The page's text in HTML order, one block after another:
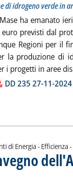
di idrogeno verde in
ha emanato
previsti dal
Regioni per il
la produzione di
i progetti in aree
DD 235 27-11-2024
di Energia - Efficienza -
su costi della
27 novembre 2024 alle